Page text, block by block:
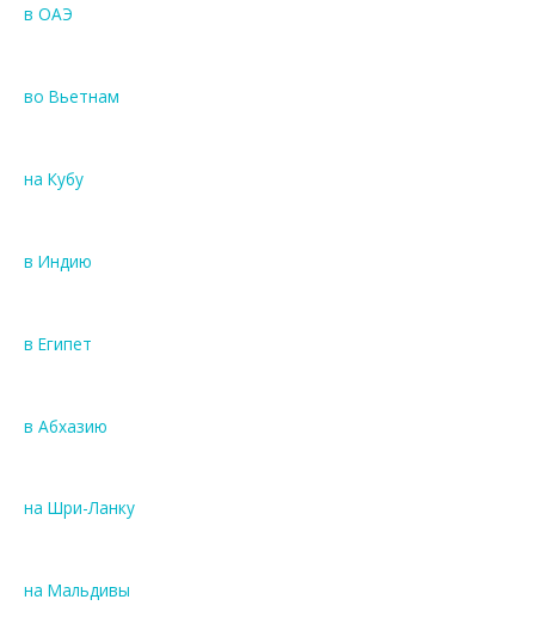
в ОАЭ
во Вьетнам
на Кубу
в Индию
в Египет
в Абхазию
на Шри-Ланку
на Мальдивы